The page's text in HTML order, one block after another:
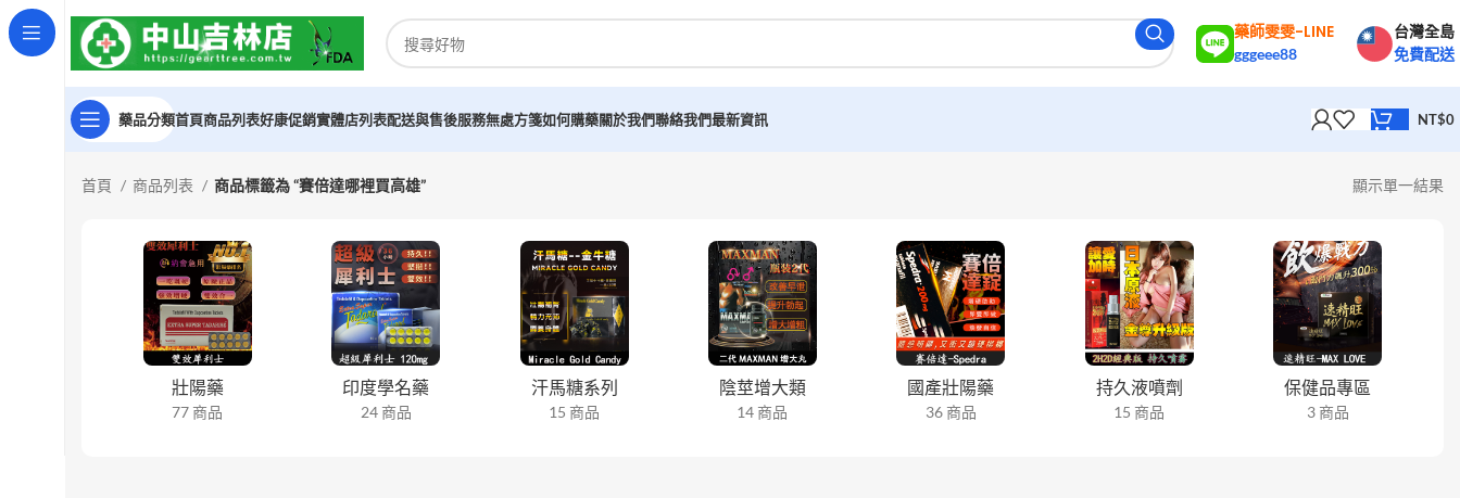
藥師雯雯-LINE
gggeee88
台灣全島
免費配送
藥品分類首頁商品列表好康促銷實體店列表配送與售後服務無處方箋如何購藥關於我們聯絡我們最新資訊 NT$0
首頁 商品列表 商品標籤為 “賽倍達哪裡買高雄” 顯示單一結果
壯陽藥
77 商品
印度學名藥
24 商品
汗馬糖系列
15 商品
陰莖增大類
14 商品
國產壯陽藥
36 商品
持久液噴劑
15 商品
保健品專區
3 商品